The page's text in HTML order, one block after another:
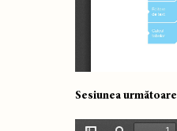
Sesiunea următoare